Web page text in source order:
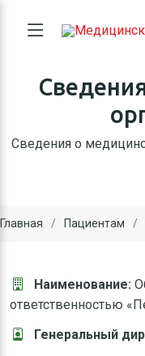
Сведения о
Главная Пациентам
Наименование:
ответственностью
Генеральный